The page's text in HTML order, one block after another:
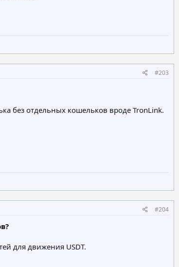
#203
без отдельных кошельков вроде TronLink.
#204
для движения USDT.